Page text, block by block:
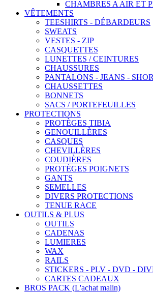
CHAMBRES A AIR ET
VÊTEMENTS
TEESHIRTS - DÉBARDEURS
SWEATS
VESTES - ZIP
CASQUETTES
LUNETTES / CEINTURES
CHAUSSURES
PANTALONS - JEANS -
CHAUSSETTES
BONNETS
SACS / PORTEFEUILLES
PROTECTIONS
PROTÈGES TIBIA
GENOUILLÈRES
CASQUES
CHEVILLÈRES
COUDIÈRES
PROTÈGES POIGNETS
GANTS
SEMELLES
DIVERS PROTECTIONS
TENUE RACE
OUTILS & PLUS
OUTILS
CADENAS
LUMIERES
WAX
RAILS
STICKERS - PLV - DVD -
CARTES CADEAUX
BROS PACK (L'achat malin)